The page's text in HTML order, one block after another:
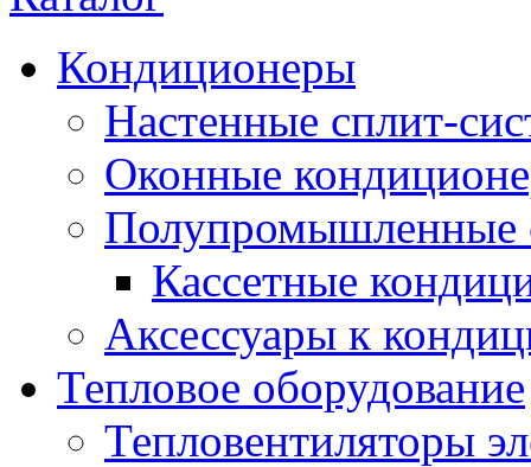
Кондиционеры
Настенные сплит-
Оконные
Полупромышленные
Кассетные
Аксессуары к
Тепловое оборудование
Тепловентиляторы